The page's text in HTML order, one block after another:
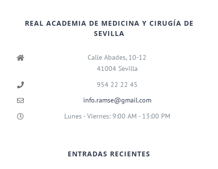
REAL ACADEMIA DE MEDICINA Y CIRUGÍA DE
SEVILLA
Calle Abades, 10-12
41004 Sevilla
954 22 22 45
info.ramse@gmail.com
Lunes - Viernes: 9:00 AM - 13:00 PM
ENTRADAS RECIENTES